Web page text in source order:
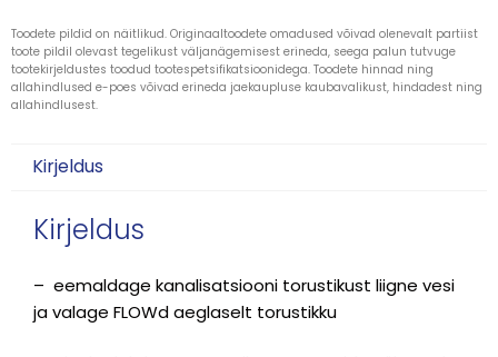
Toodete pildid on näitlikud. Originaaltoodete omadused võivad olenevalt partiist
toote pildil olevast tegelikust väljanägemisest erineda, seega palun tutvuge
tootekirjeldustes toodud tootespetsifikatsioonidega. Toodete hinnad ning
allahindlused e-poes võivad erineda jaekaupluse kaubavalikust, hindadest ning
allahindlusest.
Kirjeldus
Kirjeldus
– eemaldage kanalisatsiooni torustikust liigne vesi
ja valage FLOWd aeglaselt torustikku